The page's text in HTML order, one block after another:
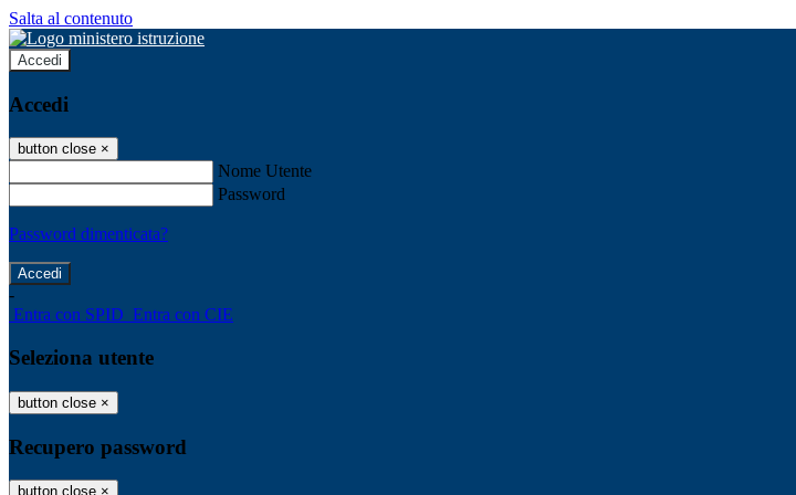
Salta al contenuto
Accedi
Accedi
button close ×
Nome Utente
Password
Password dimenticata?
-
Entra con SPID Entra con CIE
Seleziona utente
button close ×
Recupero password
button close ×